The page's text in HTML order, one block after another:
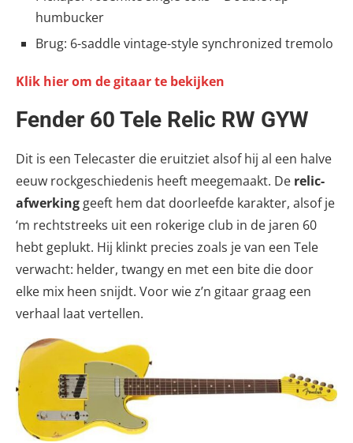
humbucker
Brug: 6-saddle vintage-style synchronized tremolo
Klik hier om de gitaar te bekijken
Fender 60 Tele Relic RW GYW
Dit is een Telecaster die eruitziet alsof hij al een halve
eeuw rockgeschiedenis heeft meegemaakt. De relic-
afwerking geeft hem dat doorleefde karakter, alsof je
‘m rechtstreeks uit een rokerige club in de jaren 60
hebt geplukt. Hij klinkt precies zoals je van een Tele
verwacht: helder, twangy en met een bite die door
elke mix heen snijdt. Voor wie z’n gitaar graag een
verhaal laat vertellen.